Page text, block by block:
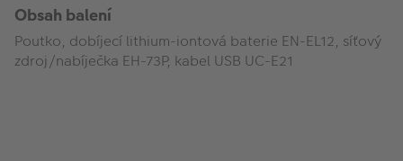
Obsah balení
Poutko, dobíjecí lithium-iontová baterie EN-EL12, síťový
zdroj/nabíječka EH-73P, kabel USB UC-E21